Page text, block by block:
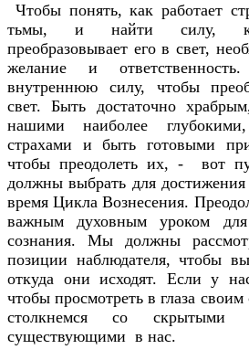
Чтобы понять, как работает
тьмы, и найти силу,
преобразовывает его в свет,
желание и
внутреннюю силу, чтобы
свет. Быть достаточно
нашими наиболее
страхами и быть готовыми
чтобы преодолеть их, - вот
должны выбрать для
время Цикла Вознесения.
важным духовным уроком
сознания. Мы должны
позиции наблюдателя, чтобы
откуда они исходят. Если у
чтобы просмотреть в глаза
столкнемся со скрытыми
существующими в нас.